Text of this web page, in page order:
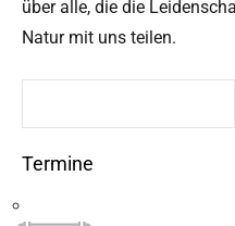
über alle, die die
Natur mit uns teilen.
Termine